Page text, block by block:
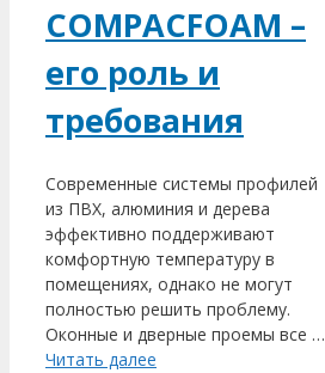
COMPACFOAM –
его роль и
требования
Современные системы профилей
из ПВХ, алюминия и дерева
эффективно поддерживают
комфортную температуру в
помещениях, однако не могут
полностью решить проблему.
Оконные и дверные проемы все …
Читать далее